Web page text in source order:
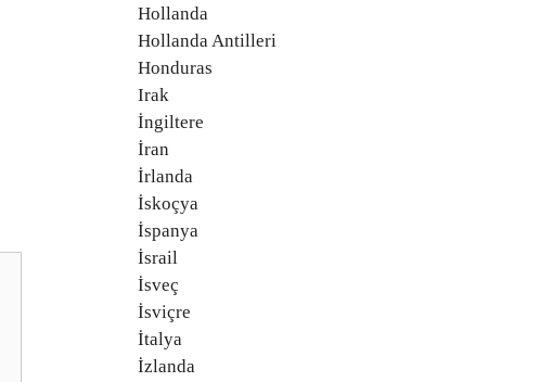
Hollanda
Hollanda Antilleri
Honduras
Irak
İngiltere
İran
İrlanda
İskoçya
İspanya
İsrail
İsveç
İsviçre
İtalya
İzlanda